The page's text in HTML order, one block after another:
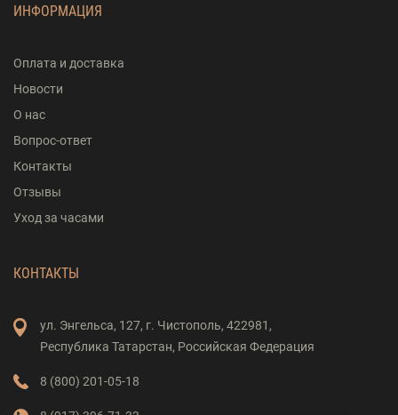
ИНФОРМАЦИЯ
Оплата и доставка
Новости
О нас
Вопрос-ответ
Контакты
Отзывы
Уход за часами
КОНТАКТЫ
ул. Энгельса, 127, г. Чистополь, 422981,
Республика Татарстан, Российская Федерация
8 (800) 201-05-18